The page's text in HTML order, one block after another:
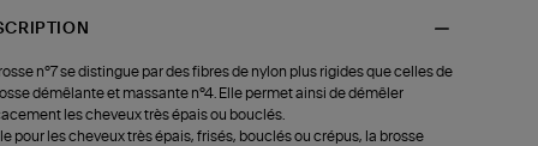
n°7 se distingue par des fibres de nylon plus rigides que celles de
démêlante et massante n°4. Elle permet ainsi de démêler
les cheveux très épais ou bouclés.
pour les cheveux très épais, frisés, bouclés ou crépus, la brosse